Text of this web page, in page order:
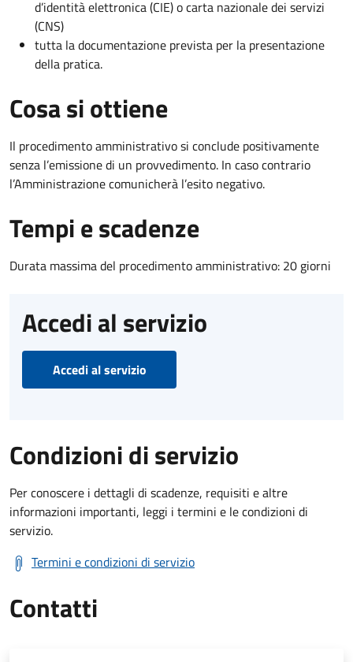
d’identità elettronica (CIE) o carta nazionale dei servizi
(CNS)
tutta la documentazione prevista per la presentazione
della pratica.
Cosa si ottiene
Il procedimento amministrativo si conclude positivamente
senza l’emissione di un provvedimento. In caso contrario
l’Amministrazione comunicherà l’esito negativo.
Tempi e scadenze
Durata massima del procedimento amministrativo: 20 giorni
Accedi al servizio
Accedi al servizio
Condizioni di servizio
Per conoscere i dettagli di scadenze, requisiti e altre
informazioni importanti, leggi i termini e le condizioni di
servizio.
Termini e condizioni di servizio
Contatti